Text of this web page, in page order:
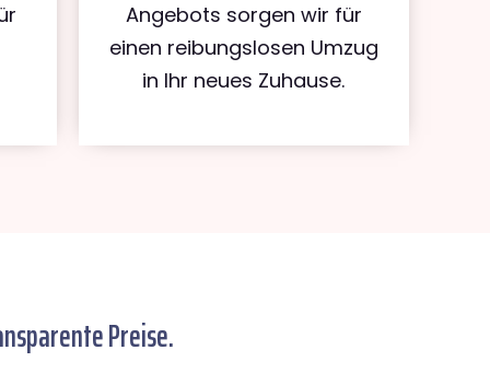
Angebots sorgen wir für
einen reibungslosen Umzug
in Ihr neues Zuhause.
Preise.